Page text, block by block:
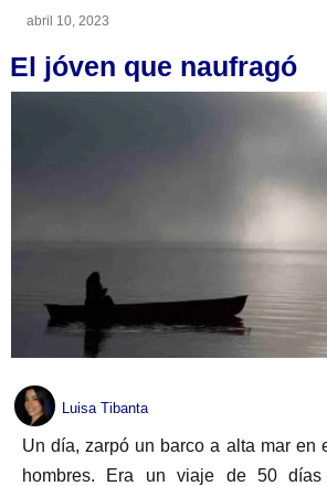
abril 10, 2023
El jóven que naufragó
Luisa Tibanta
Un día, zarpó un barco a alta mar en
hombres. Era un viaje de 50